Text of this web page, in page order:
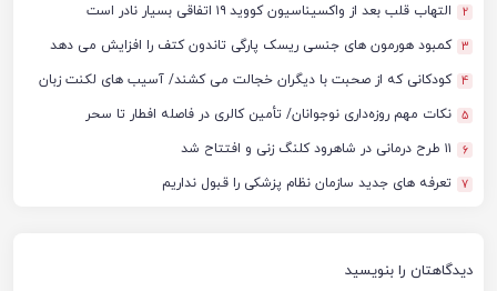
2 التهاب قلب بعد از واکسیناسیون کووید ۱۹ اتفاقی بسیار نادر است
3 کمبود هورمون های جنسی ریسک پارگی تاندون کتف را افزایش می دهد
4 کودکانی که از صحبت با دیگران خجالت می کشند/ آسیب های لکنت زبان
5 نکات مهم روزه‌داری نوجوانان/ تأمین کالری در فاصله افطار تا سحر
6 ۱۱ طرح درمانی در شاهرود کلنگ زنی و افتتاح شد
7 تعرفه های جدید سازمان نظام پزشکی را قبول نداریم
دیدگاهتان را بنویسید